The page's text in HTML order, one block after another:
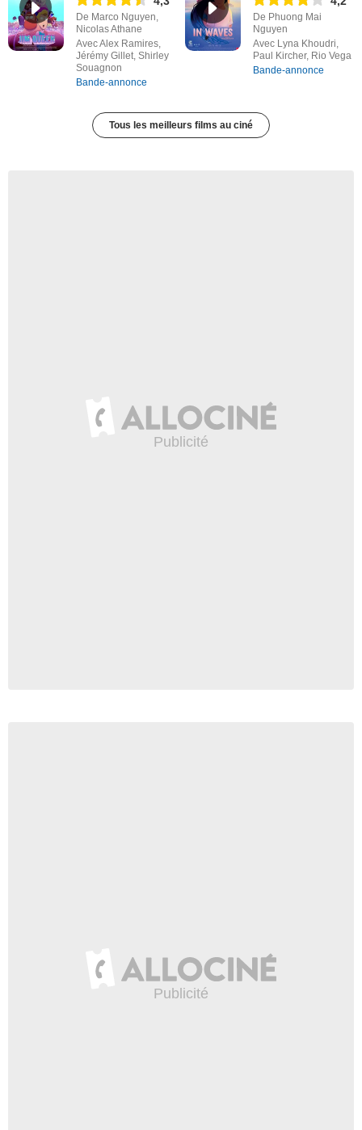
De Marco Nguyen,
Nicolas Athane
Avec Alex Ramires,
Jérémy Gillet, Shirley
Souagnon
Bande-annonce
De Phuong Mai
Nguyen
Avec Lyna Khoudri,
Paul Kircher, Rio Vega
Bande-annonce
Tous les meilleurs films au ciné